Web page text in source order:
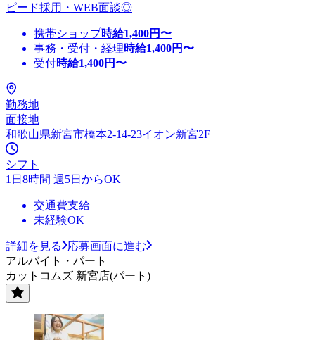
ピード採用・WEB面談◎
携帯ショップ時給1,400円〜
事務・受付・経理時給1,400円〜
受付時給1,400円〜
勤務地
面接地
和歌山県新宮市橋本2-14-23イオン新宮2F
シフト
1日8時間 週5日からOK
交通費支給
未経験OK
詳細を見る
応募画面に進む
アルバイト・パート
カットコムズ 新宮店(パート)